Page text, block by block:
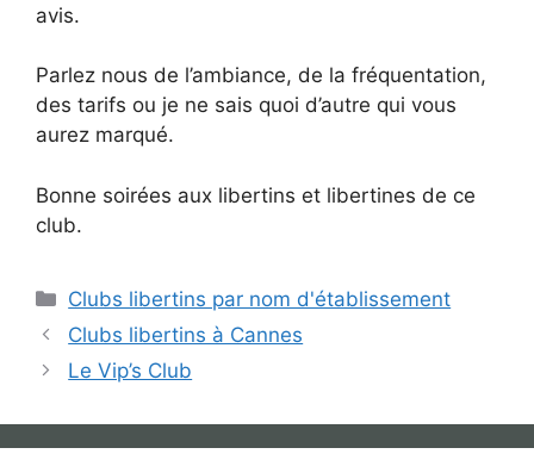
avis.
Parlez nous de l’ambiance, de la fréquentation,
des tarifs ou je ne sais quoi d’autre qui vous
aurez marqué.
Bonne soirées aux libertins et libertines de ce
club.
Catégories
Clubs libertins par nom d'établissement
Clubs libertins à Cannes
Le Vip’s Club